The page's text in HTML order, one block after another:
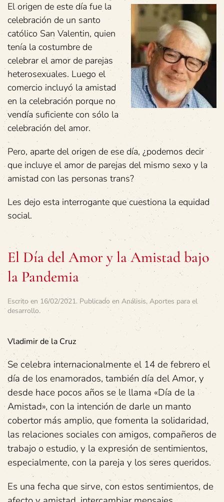
El origen de este día fue la
celebración de un santo
católico San Valentin, quien
tenía la costumbre de
celebrar el amor de parejas
heterosexuales. Luego el
comercio incluyó la amistad
en la celebración porque no
vendía suficiente con sólo la
celebración del amor.
Pero, aparte del origen de ese día, ¿podemos decir
que incluye el amor de parejas del mismo sexo y la
amistad con las personas trans?
Les dejo esta interrogante que cuestiona la equidad
social.
El Día del Amor y la Amistad bajo
la Pandemia
Escrito en 16/02/2021. Publicado en Análisis, Aportes para el
desarrollo.
Vladimir de la Cruz
Se celebra internacionalmente el 14 de febrero el
día de los enamorados, también día del Amor, y
desde hace pocos años se le llama «Día de la
Amistad», con la intención de darle un manto
cobertor más amplio, que fomenta la solidaridad,
las relaciones sociales con amigos, compañeros de
trabajo o estudio, y la expresión de sentimientos,
especialmente, con la pareja y los seres queridos.
Es una fecha que sirve, con estos sentimientos, de